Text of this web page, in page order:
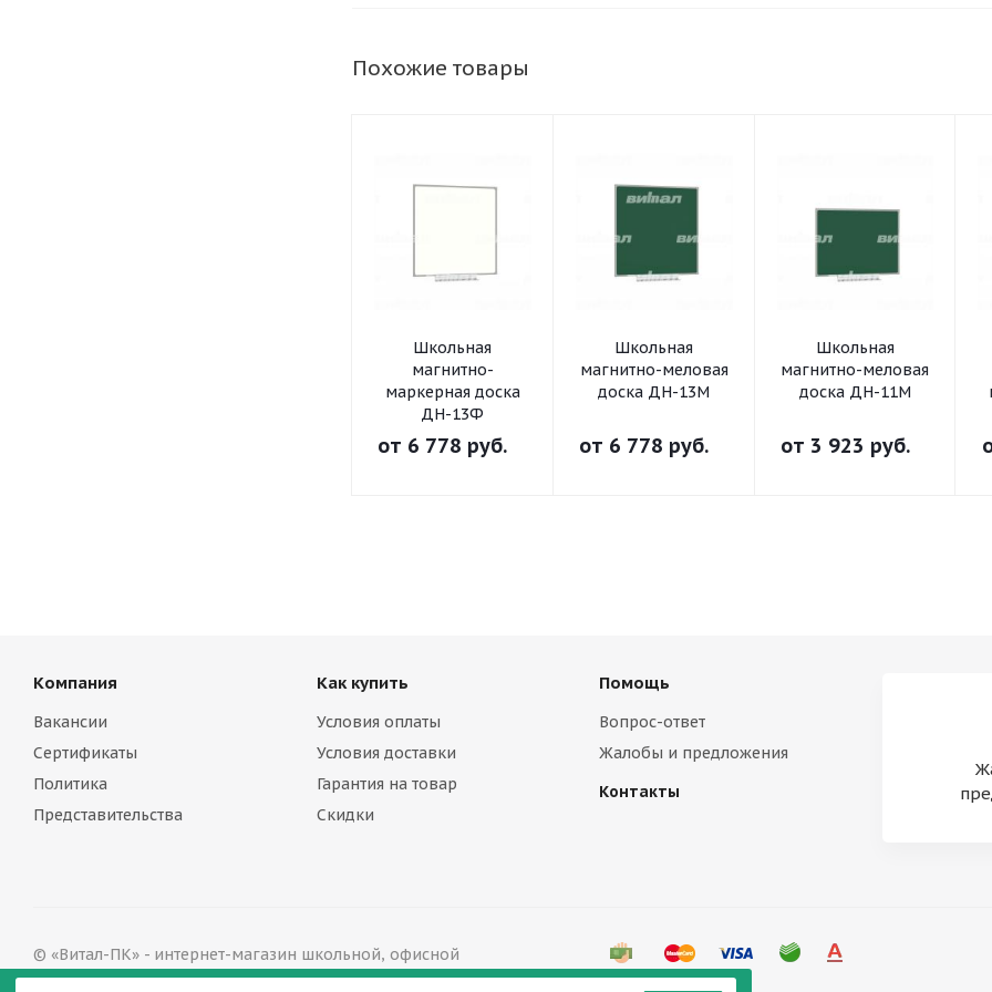
Похожие товары
Школьная
магнитно-
маркерная доска
ДН-13Ф
от 6 778 руб.
Школьная
магнитно-меловая
доска ДН-13М
от 6 778 руб.
Школьная
магнитно-меловая
доска ДН-11М
от 3 923 руб.
Компания
Вакансии
Сертификаты
Политика
Представительства
Как купить
Условия оплаты
Условия доставки
Гарантия на товар
Скидки
Помощь
Вопрос-ответ
Жалобы и предложения
Контакты
© «Витал-ПК» - интернет-магазин школьной, офисной
мебели в Нижнем Новгороде, 2002—2026